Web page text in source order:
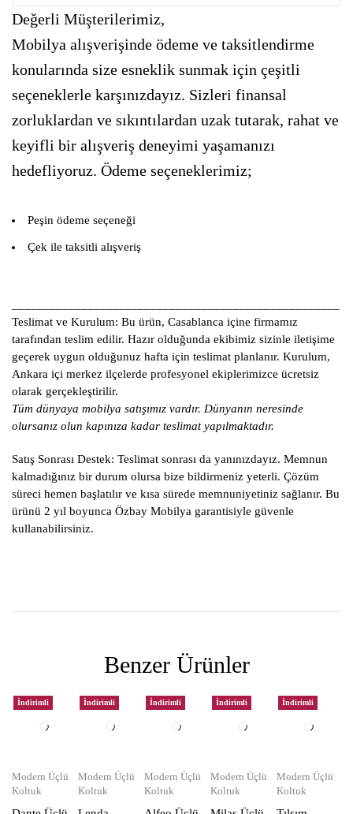
Değerli Müşterilerimiz,
Mobilya alışverişinde ödeme ve taksitlendirme
konularında size esneklik sunmak için çeşitli
seçeneklerle karşınızdayız. Sizleri finansal
zorluklardan ve sıkıntılardan uzak tutarak, rahat ve
keyifli bir alışveriş deneyimi yaşamanızı
hedefliyoruz. Ödeme seçeneklerimiz;
Peşin ödeme seçeneği
Çek ile taksitli alışveriş
Teslimat ve Kurulum: Bu ürün, Casablanca içine firmamız
tarafından teslim edilir. Hazır olduğunda ekibimiz sizinle iletişime
geçerek uygun olduğunuz hafta için teslimat planlanır. Kurulum,
Ankara içi merkez ilçelerde profesyonel ekiplerimizce ücretsiz
olarak gerçekleştirilir.
Tüm dünyaya mobilya satışımız vardır. Dünyanın neresinde
olursanız olun kapınıza kadar teslimat yapılmaktadır.
Satış Sonrası Destek: Teslimat sonrası da yanınızdayız. Memnun
kalmadığınız bir durum olursa bize bildirmeniz yeterli. Çözüm
süreci hemen başlatılır ve kısa sürede memnuniyetiniz sağlanır. Bu
ürünü 2 yıl boyunca Özbay Mobilya garantisiyle güvenle
kullanabilirsiniz.
Benzer Ürünler
İndirimli
Modern Üçlü
Koltuk
İndirimli
Modern Üçlü
Koltuk
İndirimli
Modern Üçlü
Koltuk
İndirimli
Modern Üçlü
Koltuk
İndirimli
Modern Üçlü
Koltuk